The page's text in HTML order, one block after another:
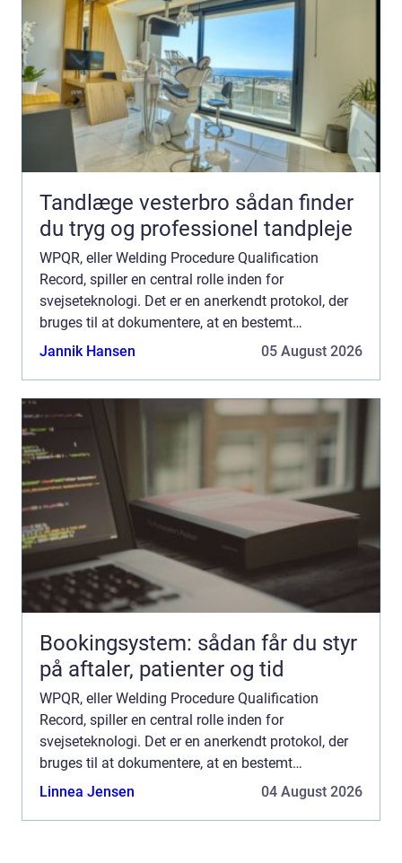
Tandlæge vesterbro sådan finder
du tryg og professionel tandpleje
WPQR, eller Welding Procedure Qualification
Record, spiller en central rolle inden for
svejseteknologi. Det er en anerkendt protokol, der
bruges til at dokumentere, at en bestemt
svejseprocedure er blevet korrekt udført og
Jannik Hansen 05 August 2026
Bookingsystem: sådan får du styr
på aftaler, patienter og tid
WPQR, eller Welding Procedure Qualification
Record, spiller en central rolle inden for
svejseteknologi. Det er en anerkendt protokol, der
bruges til at dokumentere, at en bestemt
svejseprocedure er blevet korrekt udført og
Linnea Jensen 04 August 2026